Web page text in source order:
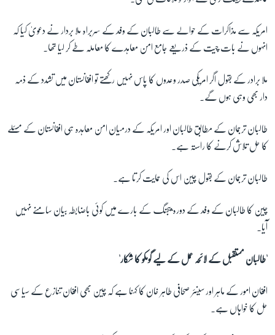
امریکہ سے مذاکرات کے حوالے سے طالبان کے وفد کے سربراہ ملا بردار نے دعویٰ کیا کہ
انہوں نے بات چیت کے ذریعے جامع امن معاہدے کا معاملہ طے کر لیا تھا۔
ملا برادر کے بقول اگر امریکی صدر وعدوں کا پاس نہیں رکھتے تو افغانستان میں تشدد کے ذمہ
دار بھی وہی ہوں گے۔
طالبان ترجمان کے مطابق طالبان اور امریکہ کے درمیان امن معاہدہ ہی افغانستان کے مسئلے
کا حل تلاش کرنے کا راستہ ہے۔
طالبان ترجمان کے بقول چین اس کی حمایت کرتا ہے۔
چین کا طالبان کے وفد کے دورہ بیجنگ کے بارے میں کوئی باضابطہ بیان سامنے نہیں
آیا۔
'طالبان مستقبل کے لائحہ عمل کے لیے گومکو کا شکار'
افغان امور کے ماہر اور سینئر صحافی طاہر خان کا کہنا ہے کہ چین بھی افغان تنازع کے سیاسی
حل کا خواہاں ہے۔